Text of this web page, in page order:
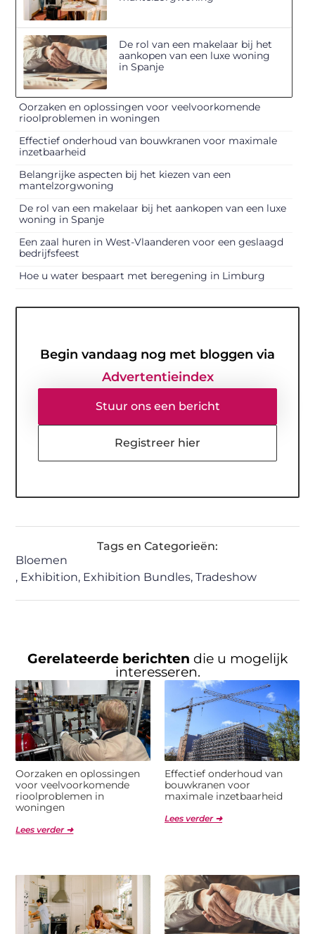
De rol van een makelaar bij het
aankopen van een luxe woning
in Spanje
Oorzaken en oplossingen voor veelvoorkomende
rioolproblemen in woningen
Effectief onderhoud van bouwkranen voor maximale
inzetbaarheid
Belangrijke aspecten bij het kiezen van een
mantelzorgwoning
De rol van een makelaar bij het aankopen van een luxe
woning in Spanje
Een zaal huren in West-Vlaanderen voor een geslaagd
bedrijfsfeest
Hoe u water bespaart met beregening in Limburg
Begin vandaag nog met bloggen via
Advertentieindex
Stuur ons een bericht
Registreer hier
Tags en Categorieën:
Bloemen
, Exhibition, Exhibition Bundles,Tradeshow
Gerelateerde berichten die u mogelijk
interesseren.
Oorzaken en oplossingen
voor veelvoorkomende
rioolproblemen in
woningen
Lees verder ➜
Effectief onderhoud van
bouwkranen voor
maximale inzetbaarheid
Lees verder ➜